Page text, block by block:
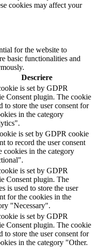
cookies may affect your
for the website to
basic functionalities and
Descriere
is set by GDPR
Consent plugin. The cookie
to store the user consent for
in the category
is set by GDPR cookie
to record the user consent
cookies in the category
is set by GDPR
Consent plugin. The
is used to store the user
for the cookies in the
"Necessary".
is set by GDPR
Consent plugin. The cookie
to store the user consent for
in the category "Other.